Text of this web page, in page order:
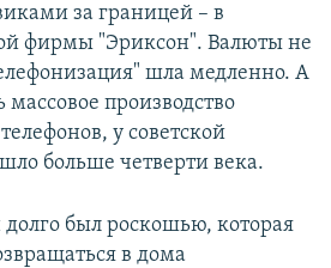
за границей – в
фирмы "Эриксон". Валюты не
шла медленно. А
массовое производство
у советской
больше четверти века.
был роскошью, которая
в дома